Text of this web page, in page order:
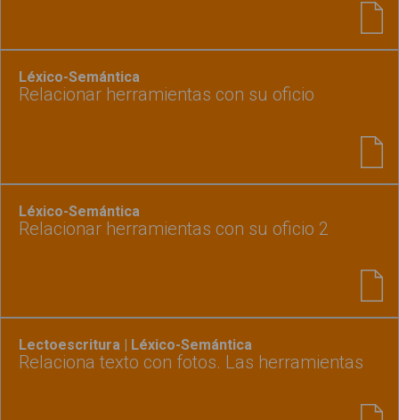
Léxico-Semántica
Relacionar herramientas con su oficio
Léxico-Semántica
Relacionar herramientas con su oficio 2
Lectoescritura | Léxico-Semántica
Relaciona texto con fotos. Las herramientas